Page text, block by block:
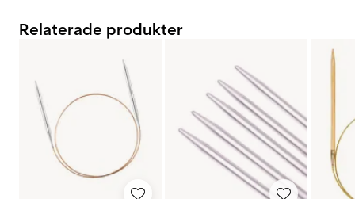
Relaterade produkter